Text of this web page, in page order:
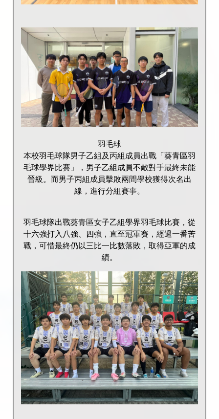
羽毛球
本校羽毛球隊男子乙組及丙組成員出戰「葵青區羽
毛球學界比賽」，男子乙組成員不敵對手最終未能
晉級。而男子丙組成員擊敗兩間學校獲得次名出
線，進行分組賽事。
羽毛球隊出戰葵青區女子乙組學界羽毛球比賽，從
十六強打入八強、四強，直至冠軍賽，經過一番苦
戰，可惜最終仍以三比一比數落敗，取得亞軍的成
績。